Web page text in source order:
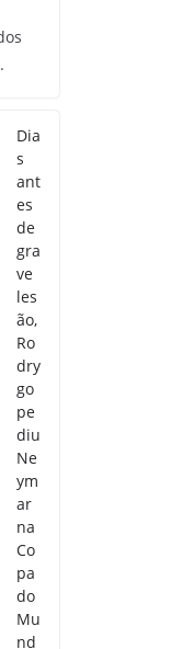
Dia
s
ant
es
de
gra
ve
les
ão,
Ro
dry
go
pe
diu
Ne
ym
ar
na
Co
pa
do
Mu
nd